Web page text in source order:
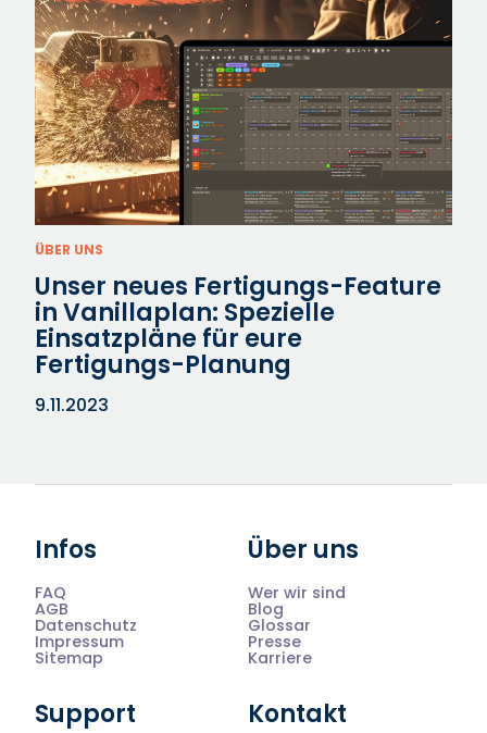
ÜBER UNS
Unser neues Fertigungs-Feature
in Vanillaplan: Spezielle
Einsatzpläne für eure
Fertigungs-Planung
9.11.2023
Infos
FAQ
AGB
Datenschutz
Impressum
Sitemap
Über uns
Wer wir sind
Blog
Glossar
Presse
Karriere
Support Kontakt